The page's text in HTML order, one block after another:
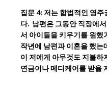
집문 4: 저는 합법적인 영주
다.  남편은 그동안 직장에
서 아이들을 키우기를 원했
작년에 남편과 이혼을 했는
이 저에게 아무것도 지불하
연금이나 메디케어를 받을